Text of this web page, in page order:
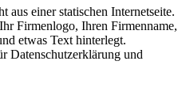
aus einer statischen Internetseite.
Firmenlogo, Ihren Firmenname,
etwas Text hinterlegt.
Datenschutzerklärung und